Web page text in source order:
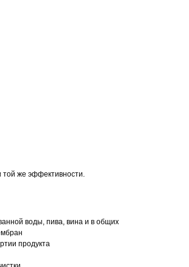
той же эффективности.
воды, пива, вина и в общих
продукта